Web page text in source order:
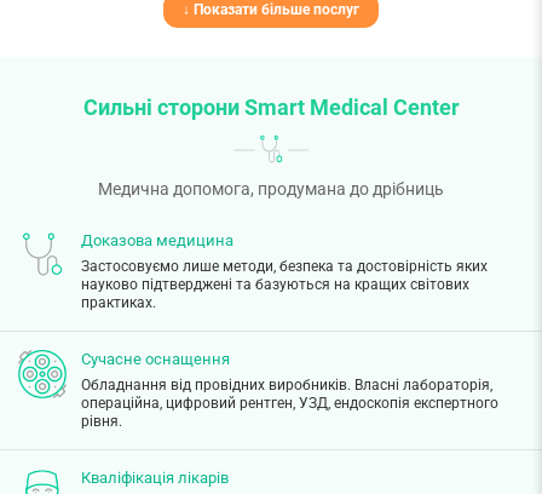
↓ Показати більше послуг
Сильні сторони Smart Medical Center
Медична допомога, продумана до дрібниць
Доказова медицина
Застосовуємо лише методи, безпека та достовірність яких
науково підтверджені та базуються на кращих світових
практиках.
Сучасне оснащення
Обладнання від провідних виробників. Власні лабораторія,
операційна, цифровий рентген, УЗД, ендоскопія експертного
рівня.
Кваліфікація лікарів